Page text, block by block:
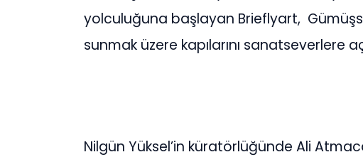
yolculuğuna başlayan Brieflyart,
sunmak üzere kapılarını sanatseverlere
Nilgün Yüksel’in küratörlüğünde Ali